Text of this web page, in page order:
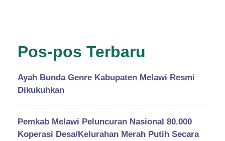
Pos-pos Terbaru
Ayah Bunda Genre Kabupaten Melawi Resmi
Dikukuhkan
Pemkab Melawi Peluncuran Nasional 80.000
Koperasi Desa/Kelurahan Merah Putih Secara